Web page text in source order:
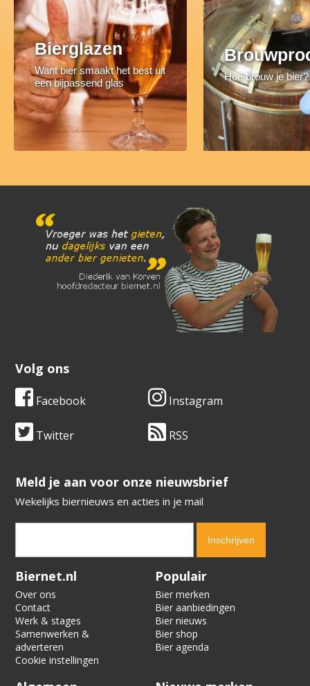
Bierglazen
Want bier smaakt het best uit
een bijpassend glas
Hoe brouw je bier?
Volg ons
Facebook Instagram
Twitter RSS
​​​​​​​Meld je aan voor onze nieuwsbrief
Wekelijks biernieuws en acties in je mail
Verification code:
Biernet.nl
Over ons
Contact
Werk & stages
Samenwerken &
adverteren
Cookie instellingen
Populair
Bier merken
Bier aanbiedingen
Bier nieuws
Bier shop
Bier agenda